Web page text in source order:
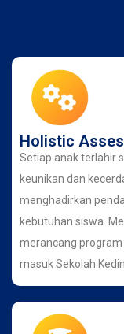
Holistic
Setiap anak terlahir
keunikan dan
menghadirkan
kebutuhan siswa.
merancang
masuk Sekolah